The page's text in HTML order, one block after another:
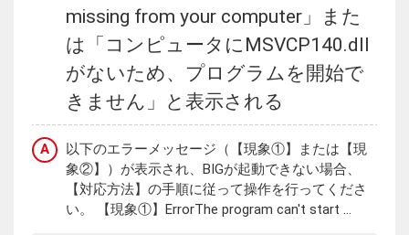
missing from your computer」また
は「コンピュータにMSVCP140.dll
がないため、プログラムを開始で
きません」と表示される
A
以下のエラーメッセージ（【現象①】または【現
象②】）が表示され、BIGが起動できない場合、
【対応方法】の手順に従って操作を行ってくださ
い。 【現象①】ErrorThe program can't start ...